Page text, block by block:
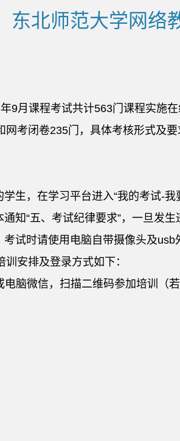
东北师范大学网络
9月课程考试共计563门课程实施
网考闭卷235门，具体考核形式及
生，在学习平台进入“我的考试-
知“五、考试纪律要求”，一旦发
试时请使用电脑自带摄像头及
安排及登录方式如下：
电脑微信，扫描二维码参加培训（